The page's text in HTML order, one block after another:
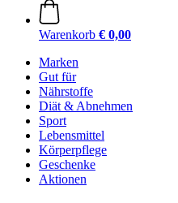
Warenkorb € 0,00
Marken
Gut für
Nährstoffe
Diät & Abnehmen
Sport
Lebensmittel
Körperpflege
Geschenke
Aktionen